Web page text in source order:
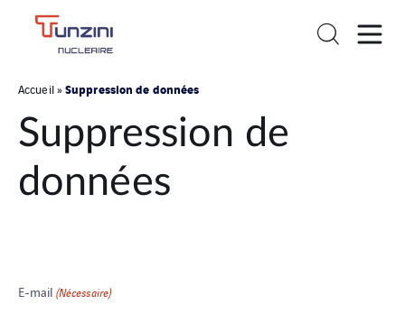
Accueil»Suppression de données
Suppression de
données
E-mail (Nécessaire)